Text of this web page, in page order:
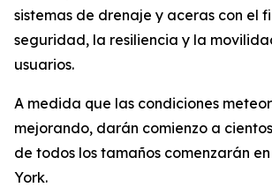
sistemas de drenaje y aceras con el
seguridad, la resiliencia y la
usuarios.
A medida que las condiciones
mejorando, darán comienzo a
de todos los tamaños comenzarán
York.